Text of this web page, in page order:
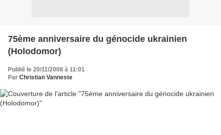
75ème anniversaire du génocide ukrainien
(Holodomor)
Publié le 20/11/2008 à 11:01
Par Christian Vanneste